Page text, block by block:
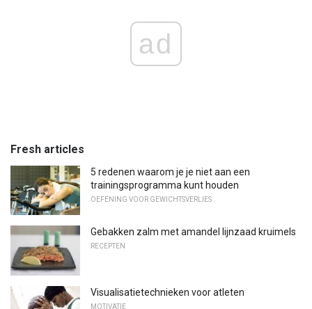
ad
Fresh articles
5 redenen waarom je je niet aan een
trainingsprogramma kunt houden
OEFENING VOOR GEWICHTSVERLIES
Gebakken zalm met amandel lijnzaad kruimels
RECEPTEN
Visualisatietechnieken voor atleten
MOTIVATIE